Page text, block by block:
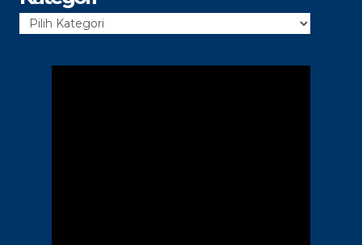
Kategori